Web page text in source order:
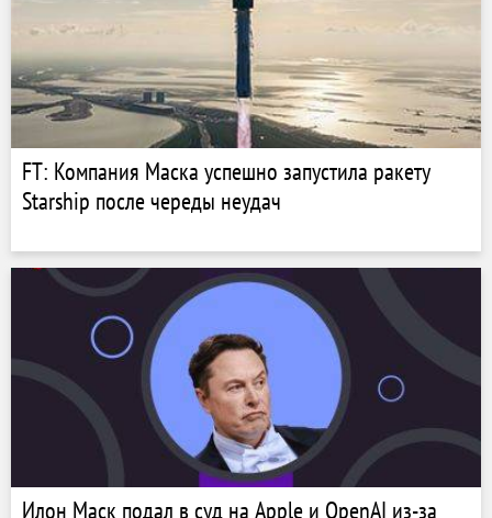
FT: Компания Маска успешно запустила ракету
Starship после череды неудач
Илон Маск подал в суд на Apple и OpenAI из-за